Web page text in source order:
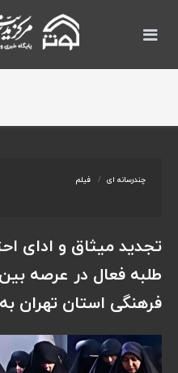
چندرسانه ای فیلم
تجدید میثاق و ادای
طلبه فعال در عرصه
فرهنگی استان تهران